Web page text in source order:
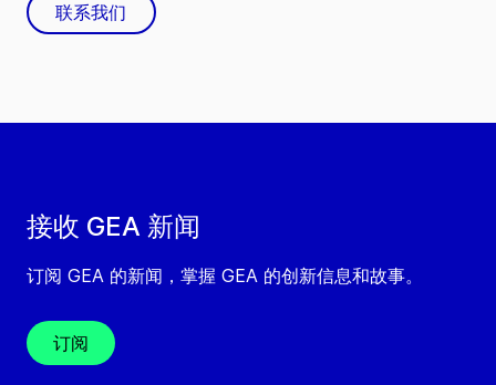
接收 GEA 新闻
订阅 GEA 的新闻，掌握 GEA 的创新信息和故事。
订阅
联系我们